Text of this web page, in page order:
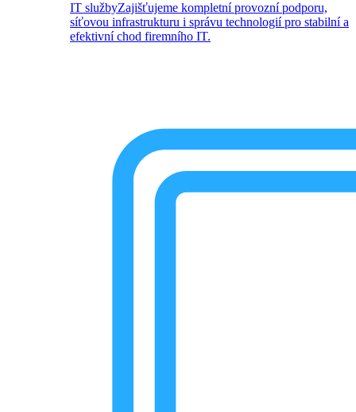
IT službyZajišťujeme kompletní provozní podporu,
síťovou infrastrukturu i správu technologií pro stabilní a
efektivní chod firemního IT.